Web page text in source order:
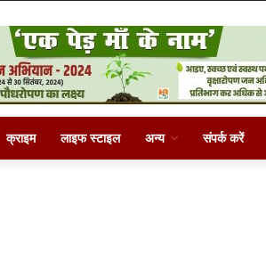
क्राइम लाइफ स्टाइल अन्य संपर्क करें